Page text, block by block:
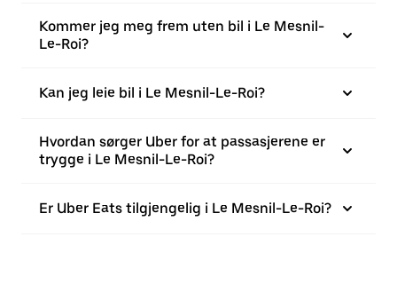
Kommer jeg meg frem uten bil i Le Mesnil-
Le-Roi?
Kan jeg leie bil i Le Mesnil-Le-Roi?
Hvordan sørger Uber for at passasjerene er
trygge i Le Mesnil-Le-Roi?
Er Uber Eats tilgjengelig i Le Mesnil-Le-Roi?